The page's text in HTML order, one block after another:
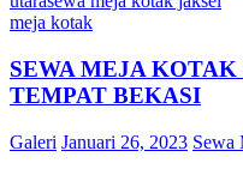
meja kotak
SEWA MEJA
TEMPAT BEKASI
Galeri Januari 26, 2023 Sewa